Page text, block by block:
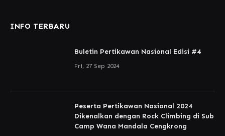
INFO TERBARU
Buletin Pertikawan Nasional Edisi #4
Fri, 27 Sep 2024
Peserta Pertikawan Nasional 2024
Dikenalkan dengan Rock Climbing di Sub
Camp Wana Mandala Cengkrong